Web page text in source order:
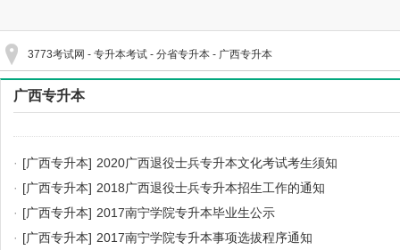
3773考试网 - 专升本考试 - 分省专升本 - 广西专升本
广西专升本
· [广西专升本] 2020广西退役士兵专升本文化考试考生须知
· [广西专升本] 2018广西退役士兵专升本招生工作的通知
· [广西专升本] 2017南宁学院专升本毕业生公示
· [广西专升本] 2017南宁学院专升本事项选拔程序通知